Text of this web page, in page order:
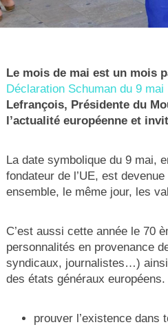
Le mois de mai est un mois
Déclaration Schuman du 9 mai
Lefrançois, Présidente du
l’actualité européenne et
La date symbolique du 9 mai,
fondateur de l’UE, est
ensemble, le même jour, les
C’est aussi cette année le 70
personnalités en provenance
syndicaux, journalistes…) ainsi
des états généraux
prouver l’existence dans